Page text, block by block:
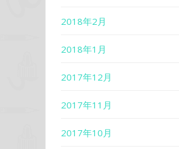
2018年2月
2018年1月
2017年12月
2017年11月
2017年10月